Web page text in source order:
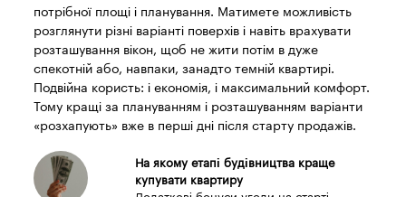
На якому етапі будівництва краще
купувати квартиру
потрібної площі і планування. Матимете можливість
розглянути різні варіанті поверхів і навіть врахувати
розташування вікон, щоб не жити потім в дуже
спекотній або, навпаки, занадто темній квартирі.
Подвійна користь: і економія, і максимальний комфорт.
Тому кращі за плануванням і розташуванням варіанти
«розхапують» вже в перші дні після старту продажів.